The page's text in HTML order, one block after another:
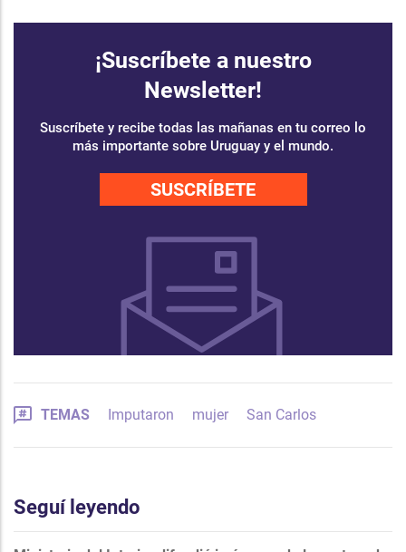
¡Suscríbete a nuestro
Newsletter!
Suscríbete y recibe todas las mañanas en tu correo lo
más importante sobre Uruguay y el mundo.
SUSCRÍBETE
TEMAS Imputaron mujer San Carlos
Seguí leyendo